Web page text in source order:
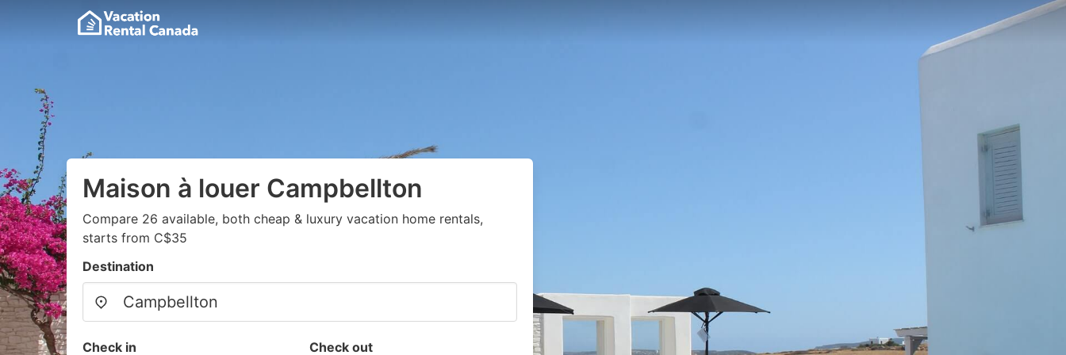
Maison à louer Campbellton
Compare 26 available, both cheap & luxury vacation home rentals,
starts from C$35
Destination
Check in Check out